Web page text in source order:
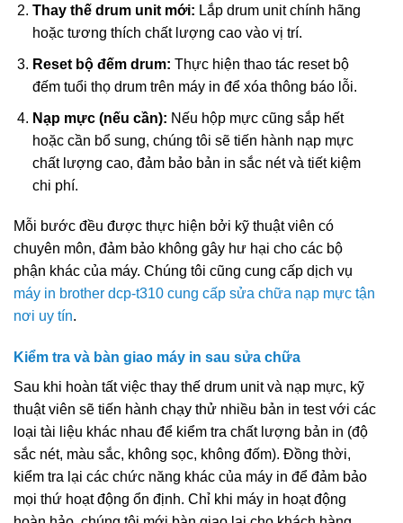
Thay thế drum unit mới: Lắp drum unit chính hãng
hoặc tương thích chất lượng cao vào vị trí.
Reset bộ đếm drum: Thực hiện thao tác reset bộ
đếm tuổi thọ drum trên máy in để xóa thông báo lỗi.
Nạp mực (nếu cần): Nếu hộp mực cũng sắp hết
hoặc cần bổ sung, chúng tôi sẽ tiến hành nạp mực
chất lượng cao, đảm bảo bản in sắc nét và tiết kiệm
chi phí.
Mỗi bước đều được thực hiện bởi kỹ thuật viên có
chuyên môn, đảm bảo không gây hư hại cho các bộ
phận khác của máy. Chúng tôi cũng cung cấp dịch vụ
máy in brother dcp-t310 cung cấp sửa chữa nạp mực tận
nơi uy tín.
Kiểm tra và bàn giao máy in sau sửa chữa
Sau khi hoàn tất việc thay thế drum unit và nạp mực, kỹ
thuật viên sẽ tiến hành chạy thử nhiều bản in test với các
loại tài liệu khác nhau để kiểm tra chất lượng bản in (độ
sắc nét, màu sắc, không sọc, không đốm). Đồng thời,
kiểm tra lại các chức năng khác của máy in để đảm bảo
mọi thứ hoạt động ổn định. Chỉ khi máy in hoạt động